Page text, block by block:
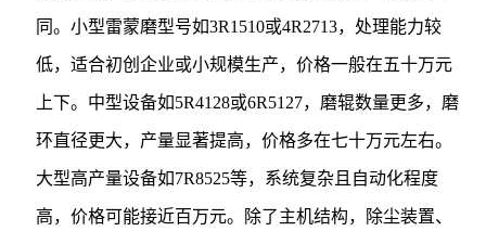
同。小型雷蒙磨型号如3R1510或4R2713，处理能力较
低，适合初创企业或小规模生产，价格一般在五十万元
上下。中型设备如5R4128或6R5127，磨辊数量更多，磨
环直径更大，产量显著提高，价格多在七十万元左右。
大型高产量设备如7R8525等，系统复杂且自动化程度
高，价格可能接近百万元。除了主机结构，除尘装置、